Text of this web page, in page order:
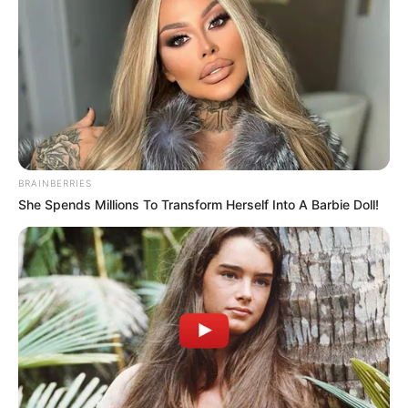
A szervezet munkája a jogszabályok alapján nem
áll meg a korrupciós és vagyonkimentési
konstrukciók elméleti feltérképezésénél. A
jogellenesen megszerzett közvagyon
visszaszerzésének aktív jogi támogatása szintén a
hivatal hatáskörébe tartozik majd a jövőben.
BRAINBERRIES
She Spends Millions To Transform Herself Into A Barbie Doll!